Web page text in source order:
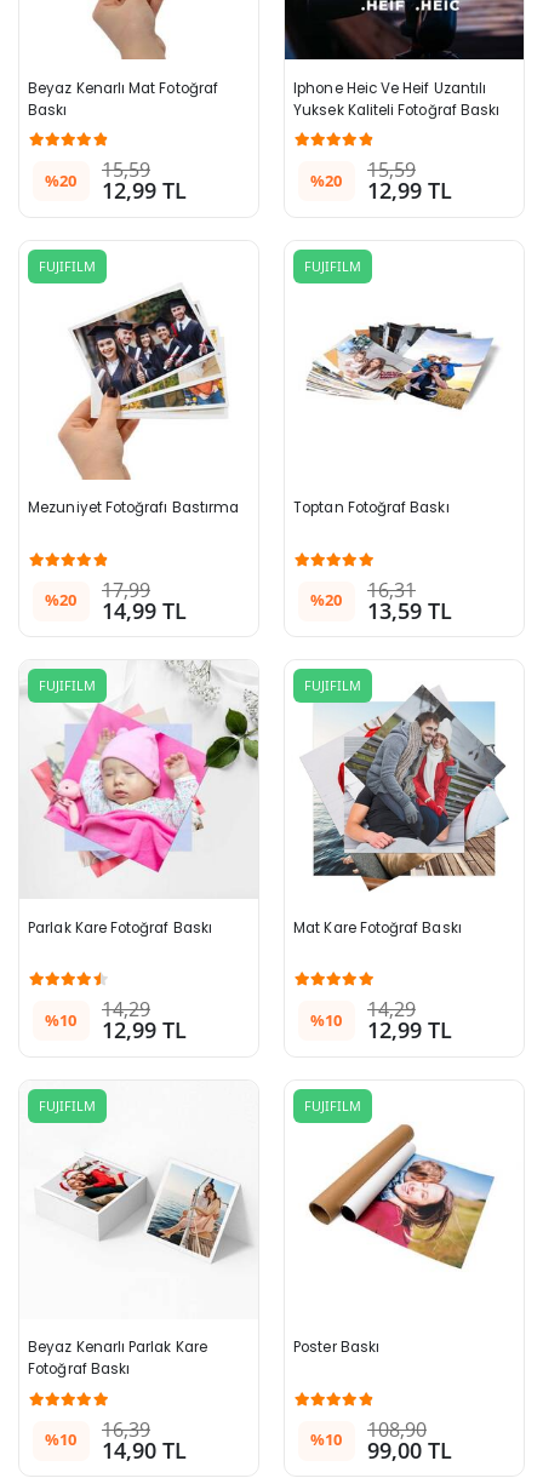
Beyaz Kenarlı Mat Fotoğraf
Baskı
%20 15,59
12,99 TL
Iphone Heic Ve Heif Uzantılı
Yuksek Kaliteli Fotoğraf Baskı
%20 15,59
12,99 TL
FUJIFILM
Mezuniyet Fotoğrafı Bastırma
%20 17,99
14,99 TL
FUJIFILM
Toptan Fotoğraf Baskı
%20 16,31
13,59 TL
FUJIFILM
Parlak Kare Fotoğraf Baskı
%10 14,29
12,99 TL
FUJIFILM
Mat Kare Fotoğraf Baskı
%10 14,29
12,99 TL
FUJIFILM
Beyaz Kenarlı Parlak Kare
Fotoğraf Baskı
%10 16,39
14,90 TL
FUJIFILM
Poster Baskı
%10 108,90
99,00 TL